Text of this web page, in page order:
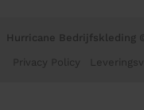
Hurricane Bedrijfskleding
Privacy Policy